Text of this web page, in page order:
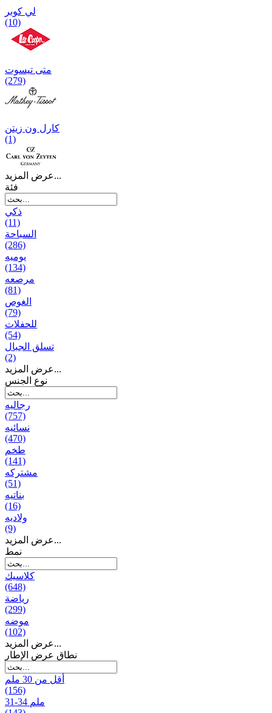
لي كوبر
(10)
متی تیسوت
(279)
کارل ون زیتن
(1)
عرض المزيد...
فئة
ذكي
(11)
السباحة
(286)
يومیه
(134)
مرصعه
(81)
الغوص
(79)
للحفلات
(54)
تسلق الجبال
(2)
عرض المزيد...
نوع الجنس
رجالیه
(757)
نسائیه
(470)
طخم
(141)
مشتركه
(51)
بناتیه
(16)
ولادیه
(9)
عرض المزيد...
نمط
كلاسيك
(648)
رياضة
(299)
موضه
(102)
عرض المزيد...
نطاق عرض الإطار
أقل من 30 ملم
(156)
31-34 ملم